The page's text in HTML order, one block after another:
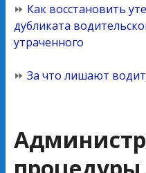
⏩ Как восстановить
дубликата
утраченного
⏩ За что лишают